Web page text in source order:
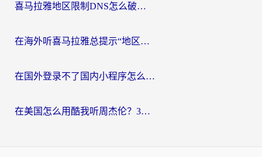
喜马拉雅地区限制DNS怎么破？海外党听国内音乐听书的终极解决方案
在海外听喜马拉雅总提示“地区限制”？3步轻松解除+听国内音乐全攻略
在国外登录不了国内小程序怎么办？选对回国加速器，轻松解锁国内资源
在美国怎么用酷我听周杰伦？3步搞定海外听歌难题